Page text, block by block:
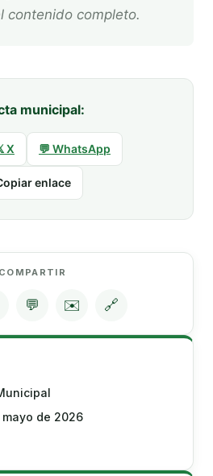
contenido completo.
municipal:
X 💬 WhatsApp
enlace
COMPARTIR
💬 ✉️ 🔗
mayo de 2026